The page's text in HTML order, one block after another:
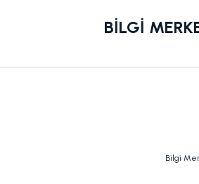
BILGI
Bilgi